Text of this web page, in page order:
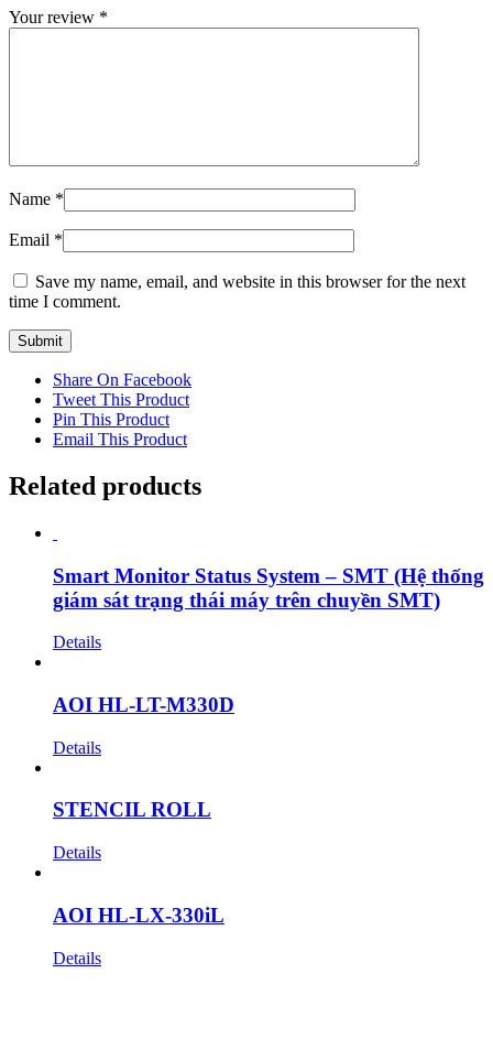
Your review *
Name *
Email *
Save my name, email, and website in this browser for the next
time I comment.
Share On Facebook
Tweet This Product
Pin This Product
Email This Product
Related products
Smart Monitor Status System – SMT (Hệ thống
giám sát trạng thái máy trên chuyền SMT)
Details
AOI HL-LT-M330D
Details
STENCIL ROLL
Details
AOI HL-LX-330iL
Details